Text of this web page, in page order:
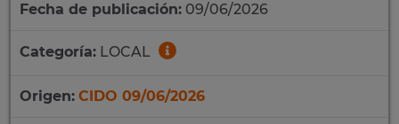
Fecha de publicación: 09/06/2026
Categoría: LOCAL
Origen: CIDO 09/06/2026